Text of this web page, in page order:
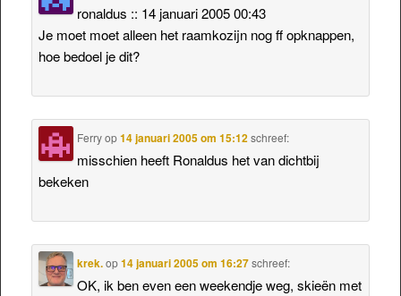
ronaldus :: 14 januari 2005 00:43
Je moet moet alleen het raamkozijn nog ff opknappen,
hoe bedoel je dit?
Ferryop14 januari 2005 om 15:12 schreef:
misschien heeft Ronaldus het van dichtbij
bekeken
krek.op14 januari 2005 om 16:27 schreef:
OK, ik ben even een weekendje weg, skieën met